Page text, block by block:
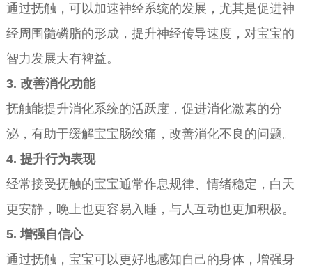
通过抚触，可以加速神经系统的发展，尤其是促进神
经周围髓磷脂的形成，提升神经传导速度，对宝宝的
智力发展大有裨益。
3. 改善消化功能
抚触能提升消化系统的活跃度，促进消化激素的分
泌，有助于缓解宝宝肠绞痛，改善消化不良的问题。
4. 提升行为表现
经常接受抚触的宝宝通常作息规律、情绪稳定，白天
更安静，晚上也更容易入睡，与人互动也更加积极。
5. 增强自信心
通过抚触，宝宝可以更好地感知自己的身体，增强身